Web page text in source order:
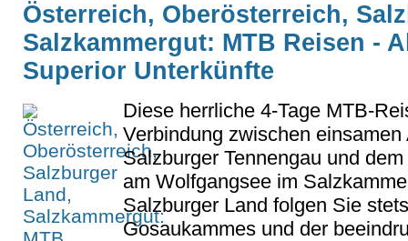
Österreich, Oberösterreich,
Salzkammergut: MTB Reisen -
Superior Unterkünfte
Diese herrliche 4-Tage MTB-
Verbindung zwischen einsamen
Salzburger Tennengau und
am Wolfgangsee im
Salzburger Land folgen Sie
Gosaukammes und der